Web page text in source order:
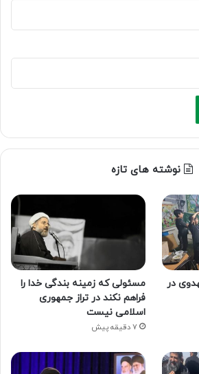
نوشته های تازه
در
مسئولی که زمینه بندگی خدا را
فراهم نکند در تراز جمهوری
اسلامی نیست
7 دقیقه پیش